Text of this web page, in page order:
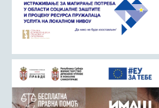
Љубовија
Љубовија некад
Природа у Азбуковици
ВЕСТИ
ТУРИЗАМ
Соко град